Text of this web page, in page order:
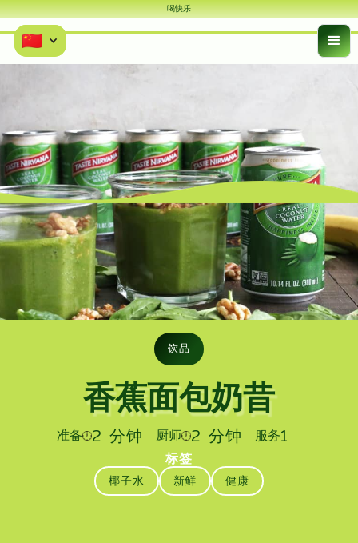
喝快乐
饮品
香蕉面包奶昔
准备 2 分钟 厨师 2 分钟 服务1
标签
椰子水 新鲜 健康